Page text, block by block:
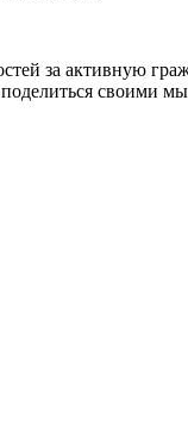
за активную
своими